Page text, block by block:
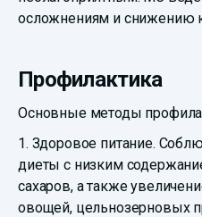
осложнениям и снижению
Профилактика
Основные методы
1. Здоровое питание.
диеты с низким
сахаров, а также
овощей, цельнозерновых